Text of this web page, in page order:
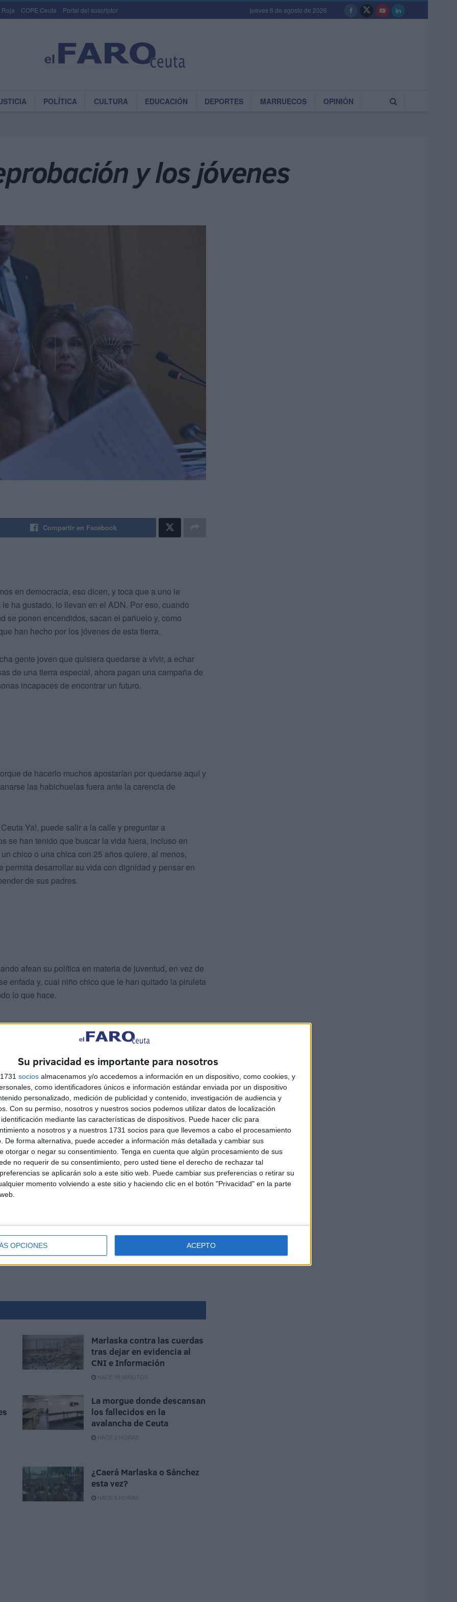
Su privacidad es importante para nosotros
socios almacenamos y/o accedemos a información en un dispositivo, como cookies, y
como identificadores únicos e información estándar enviada por un dispositivo
personalizado, medición de publicidad y contenido, investigación de audiencia y
Con su permiso, nosotros y nuestros socios podemos utilizar datos de localización
mediante las características de dispositivos. Puede hacer clic para
a nosotros y a nuestros 1731 socios para que llevemos a cabo el procesamiento
De forma alternativa, puede acceder a información más detallada y cambiar sus
otorgar o negar su consentimiento. Tenga en cuenta que algún procesamiento de sus
no requerir de su consentimiento, pero usted tiene el derecho de rechazar tal
se aplicarán solo a este sitio web. Puede cambiar sus preferencias o retirar su
momento volviendo a este sitio y haciendo clic en el botón "Privacidad" en la parte
OPCIONES ACEPTO
Roja COPE Ceuta Portal del suscriptor jueves 6 de agosto de 2026
POLÍTICA CULTURA EDUCACIÓN DEPORTES MARRUECOS OPINIÓN
y los jóvenes
Compartir en Facebook
en democracia, eso dicen, y toca que a uno le
ha gustado, lo llevan en el ADN. Por eso, cuando
se ponen encendidos, sacan el pañuelo y, como
han hecho por los jóvenes de esta tierra.
gente joven que quisiera quedarse a vivir, a echar
de una tierra especial, ahora pagan una campaña de
incapaces de encontrar un futuro.
de hacerlo muchos apostarían por quedarse aquí y
las habichuelas fuera ante la carencia de
Ya!, puede salir a la calle y preguntar a
se han tenido que buscar la vida fuera, incluso en
chico o una chica con 25 años quiere, al menos,
desarrollar su vida con dignidad y pensar en
de sus padres.
afean su política en materia de juventud, en vez de
enfada y, cual niño chico que le han quitado la piruleta
lo que hace.
hecha para todos, y que el Gobierno fomente esta
aplicar políticas discriminatorias que llevan a que
No protesten, valoren que se están equivocando.
quieran volver a su tierra tras formarse, falla.
que el PP presenta Ceuta como una arcadia feliz, las
Pues eso, toda la razón, simplemente
Marlaska contra las cuerdas
tras dejar en evidencia al
CNI e Información
HACE 58 MINUTOS
La morgue donde descansan
los fallecidos en la
avalancha de Ceuta
HACE 2 HORAS
¿Caerá Marlaska o Sánchez
esta vez?
HACE 5 HORAS